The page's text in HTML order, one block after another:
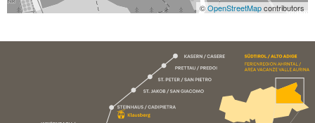
©OpenStreetMapcontributors